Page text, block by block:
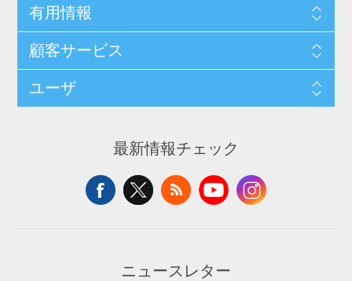
有用情報
顧客サービス
ユーザ
最新情報チェック
ニュースレター